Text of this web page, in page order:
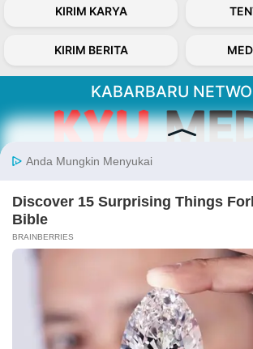
KIRIM KARYA
KIRIM BERITA
KABARBARU
Follow Kabarbaru